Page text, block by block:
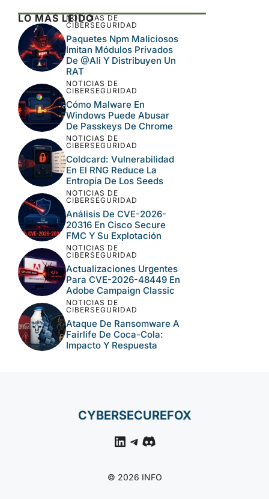
LO MÁS LEÍDO
NOTICIAS DE
CIBERSEGURIDAD
Paquetes Npm Maliciosos
Imitan Módulos Privados
De @ali Y Distribuyen Un
RAT
NOTICIAS DE
CIBERSEGURIDAD
Cómo Malware En
Windows Puede Abusar
De Passkeys De Chrome
NOTICIAS DE
CIBERSEGURIDAD
Coldcard: Vulnerabilidad
En El RNG Reduce La
Entropía De Los Seeds
NOTICIAS DE
CIBERSEGURIDAD
Análisis De CVE-2026-
20316 En Cisco Secure
FMC Y Su Explotación
NOTICIAS DE
CIBERSEGURIDAD
Actualizaciones Urgentes
Para CVE-2026-48449 En
Adobe Campaign Classic
NOTICIAS DE
CIBERSEGURIDAD
Ataque De Ransomware A
Fairlife De Coca-Cola:
Impacto Y Respuesta
CYBERSECUREFOX
LinkedIn
Telegram
Discord
© 2026 INFO